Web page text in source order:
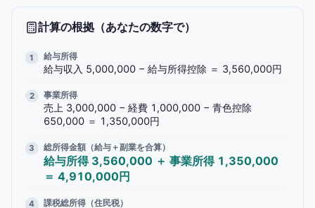
計算の根拠（あなたの数字で）
給与所得
給与収入 5,000,000− 給与所得控除 ＝ 3,560,000円
事業所得
売上 3,000,000− 経費 1,000,000− 青色控除
650,000＝ 1,350,000円
総所得金額（給与＋副業を合算）
給与所得 3,560,000 ＋ 事業所得 1,350,000
＝ 4,910,000円
課税総所得（住民税）